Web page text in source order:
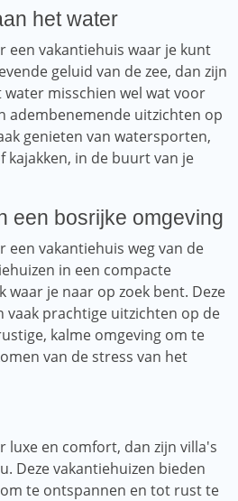
het water
een vakantiehuis waar je kunt
geluid van de zee, dan zijn
misschien wel wat voor
adembenemende uitzichten op
genieten van watersporten,
kajakken, in de buurt van je
een bosrijke omgeving
een vakantiehuis weg van de
in een compacte
waar je naar op zoek bent. Deze
vaak prachtige uitzichten op de
kalme omgeving om te
van de stress van het
luxe en comfort, dan zijn villa's
Deze vakantiehuizen bieden
te ontspannen en tot rust te